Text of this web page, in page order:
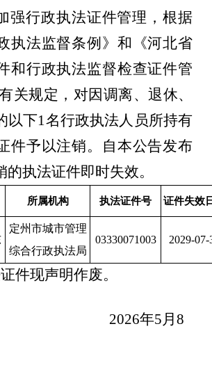
强行政执法证件管理，根据
执法监督条例》和《河北省
和行政执法监督检查证件管
关规定， 对因调离、退休、
以下1名行政执法人员所持有
件予以注销。自本公告发布
的执法证件即时失效。
所属机构 执法证件号 证件失效
定州市城市管理
综合行政执法局
03330071003 2029-07-
件现声明作废。
年5月8